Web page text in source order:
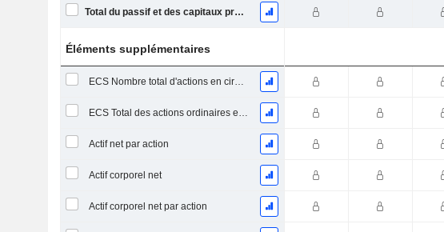
Total du passif et des capitaux propres
Éléments supplémentaires
ECS Nombre total d'actions en circulation à la date de dépôt
ECS Total des actions ordinaires en circulation
Actif net par action
Actif corporel net
Actif corporel net par action